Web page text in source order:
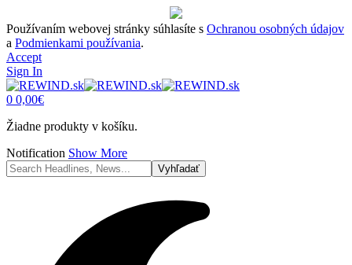
Používaním webovej stránky súhlasíte s Ochranou osobných údajov
a Podmienkami používania.
Accept
Sign In
0 0,00€
Žiadne produkty v košíku.
Notification Show More